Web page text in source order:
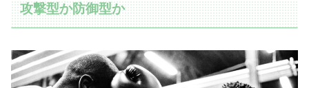
攻撃型か防御型か